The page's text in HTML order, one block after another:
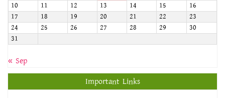
10
11 12 13 14 15
16
17
18 19 20 21 22
23
24
25 26 27 28 29
30
31
« Sep
Important Links